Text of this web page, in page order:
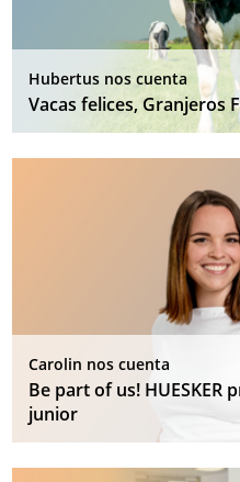
Hubertus nos cuenta
Vacas felices, Granjeros
Carolin nos cuenta
Be part of us! HUESKER
junior